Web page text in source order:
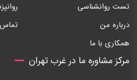
تست روانشناسی
درباره من
تماس
همکاری با ما
مرکز مشاوره ما در غرب تهران